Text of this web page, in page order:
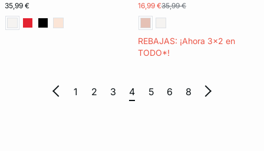
35,99 € 16,99 €35,99 €
REBAJAS: ¡Ahora 3x2 en
TODO*!
1 2 3 4 5 6 8